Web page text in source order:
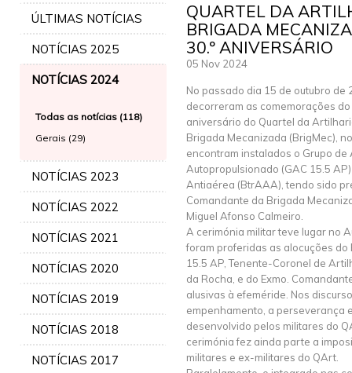
ÚLTIMAS NOTÍCIAS
NOTÍCIAS 2025
NOTÍCIAS 2024
Todas as notícias (118)
Gerais (29)
NOTÍCIAS 2023
NOTÍCIAS 2022
NOTÍCIAS 2021
NOTÍCIAS 2020
NOTÍCIAS 2019
NOTÍCIAS 2018
NOTÍCIAS 2017
QUARTEL DA
BRIGADA
30.º ANIVERSÁRIO
05 Nov 2024
No passado dia 15 de outubro de
decorreram as comemorações do
aniversário do Quartel da
Brigada Mecanizada (BrigMec),
encontram instalados o Grupo
Autopropulsionado (GAC 15.5
Antiaérea (BtrAAA), tendo sido
Comandante da Brigada
Miguel Afonso Calmeiro.
A cerimónia militar teve lugar no
foram proferidas as alocuções do
15.5 AP, Tenente-Coronel de
da Rocha, e do Exmo.
alusivas à efeméride. Nos
empenhamento, a perseverança
desenvolvido pelos militares do
cerimónia fez ainda parte a
militares e ex-militares do QArt.